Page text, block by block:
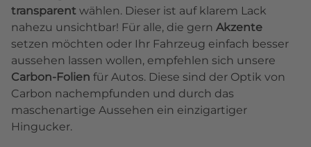
transparent wählen. Dieser ist auf klarem Lack
nahezu unsichtbar! Für alle, die gern Akzente
setzen möchten oder Ihr Fahrzeug einfach besser
aussehen lassen wollen, empfehlen sich unsere
Carbon-Folien für Autos. Diese sind der Optik von
Carbon nachempfunden und durch das
maschenartige Aussehen ein einzigartiger
Hingucker.